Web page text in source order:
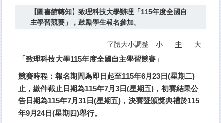
【圖書館轉知】致理科技大學辦理「115年度全國自
主學習競賽」，鼓勵學生報名參加。
字體大小調整 小 中 大
「致理科技大學115年度全國自主學習競賽」
競賽時程：報名期間為即日起至115年6月23日(星期二)
止，繳件截止日期為115年7月3日(星期五)，初賽結果公
告日期為115年7月31日(星期五)，決賽暨頒獎典禮於115
年9月24日(星期四)舉行。